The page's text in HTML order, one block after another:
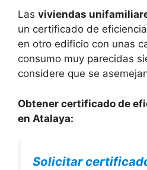
Las viviendas
un certificado de
en otro edificio con unas
consumo muy parecidas
considere que se
Obtener certificado de
en Atalaya:
Solicitar